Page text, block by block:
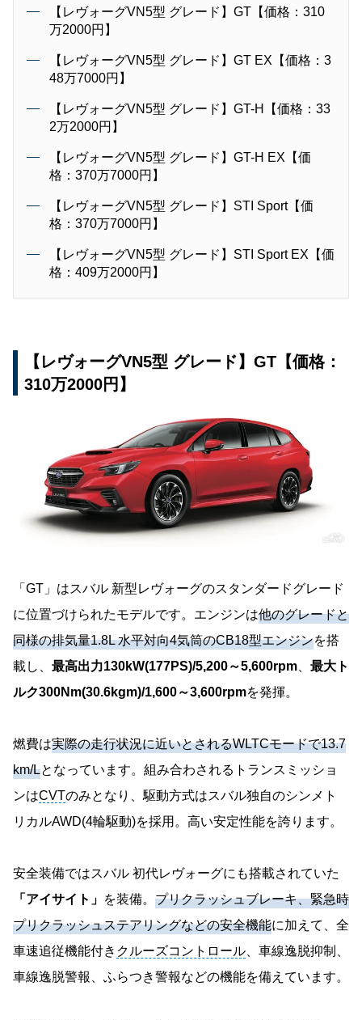
【レヴォーグVN5型 グレード】GT【価格：310
万2000円】
【レヴォーグVN5型 グレード】GT EX【価格：3
48万7000円】
【レヴォーグVN5型 グレード】GT-H【価格：33
2万2000円】
【レヴォーグVN5型 グレード】GT-H EX【価
格：370万7000円】
【レヴォーグVN5型 グレード】STI Sport【価
格：370万7000円】
【レヴォーグVN5型 グレード】STI Sport EX【価
格：409万2000円】
【レヴォーグVN5型 グレード】GT【価格：
310万2000円】
「GT」はスバル 新型レヴォーグのスタンダードグレード
に位置づけられたモデルです。エンジンは他のグレードと
同様の排気量1.8L 水平対向4気筒のCB18型エンジンを搭
載し、 最高出力130kW(177PS)/5,200～5,600rpm
最大ト
ルク300Nm(30.6kgm)/1,600～3,600rpmを発揮。
燃費は実際の走行状況に近いとされるWLTCモードで13.7
km/Lとなっています。組み合わされるトランスミッショ
ンはCVTのみとなり、駆動方式はスバル独自のシンメト
リカルAWD(4輪駆動)を採用。高い安定性能を誇ります。
安全装備ではスバル 初代レヴォーグにも搭載されていた
「アイサイト」 を装備。 プリクラッシュブレーキ、緊急時
プリクラッシュステアリングなどの安全機能に加えて、全
車速追従機能付き クルーズコントロール 、車線逸脱抑制、
車線逸脱警報、ふらつき警報などの機能を備えています。